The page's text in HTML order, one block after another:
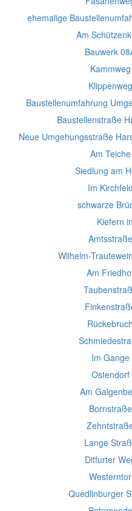
ehemalige
Am
Bauwerk
Baustellenumfahrung
Baustellenstraße
Neue Umgehungsstraße
Am
Siedlung am
Im
schwarze
Kiefern
Wilhelm-
Am
Im
Ostendorf
Am
Lange
Ditfurter
Quedlinburger